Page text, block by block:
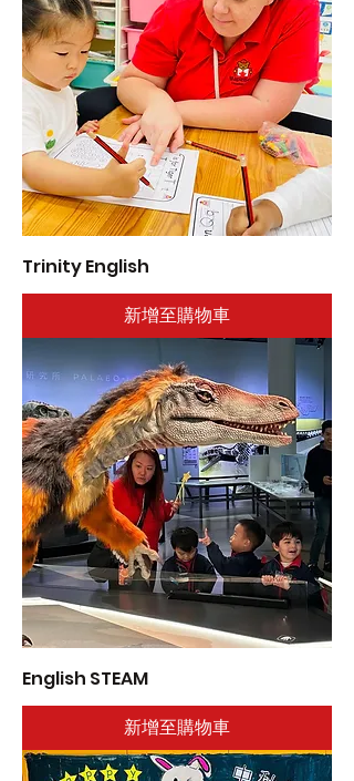
Trinity English
新增至購物車
English STEAM
新增至購物車